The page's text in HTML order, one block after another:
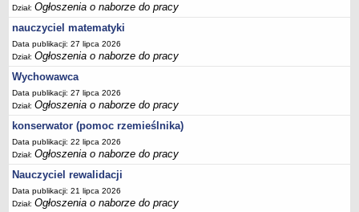
Dział:Ogłoszenia o naborze do pracy
nauczyciel matematyki
Data publikacji: 27 lipca 2026
Dział:Ogłoszenia o naborze do pracy
Wychowawca
Data publikacji: 27 lipca 2026
Dział:Ogłoszenia o naborze do pracy
konserwator (pomoc rzemieślnika)
Data publikacji: 22 lipca 2026
Dział:Ogłoszenia o naborze do pracy
Nauczyciel rewalidacji
Data publikacji: 21 lipca 2026
Dział:Ogłoszenia o naborze do pracy